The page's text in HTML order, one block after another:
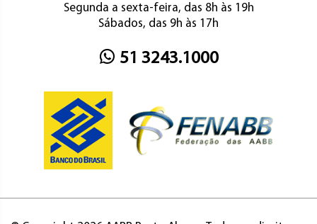
Segunda a sexta-feira, das 8h às 19h
Sábados, das 9h às 17h
51 3243.1000